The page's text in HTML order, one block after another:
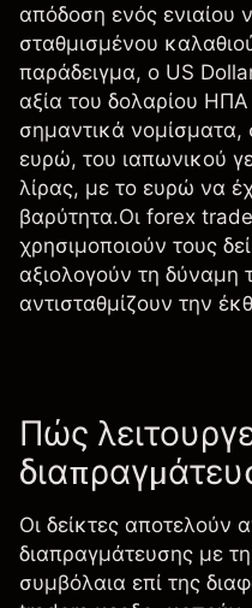
απόδοση ενός ενιαίου
σταθμισμένου
παράδειγμα, ο US
αξία του δολαρίου
σημαντικά
ευρώ, του ιαπωνικού
λίρας, με το ευρώ να
βαρύτητα.Οι forex
χρησιμοποιούν τους
αξιολογούν τη δύναμη
αντισταθμίζουν την
Πώς
Οι δείκτες αποτελούν
διαπραγμάτευσης με
συμβόλαια επί της